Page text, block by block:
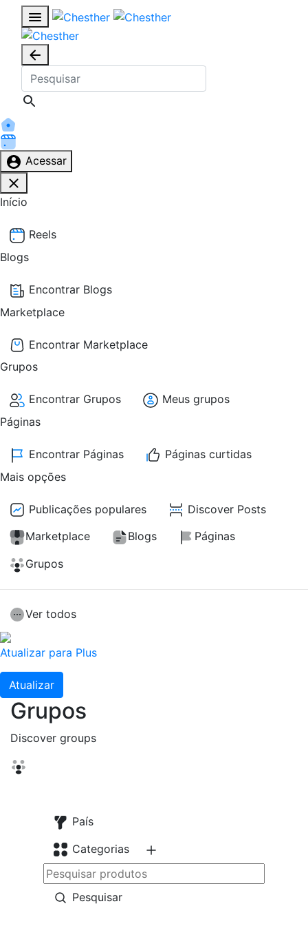
Acessar
Início
Reels
Blogs
Encontrar Blogs
Marketplace
Encontrar Marketplace
Grupos
Encontrar Grupos
Meus grupos
Páginas
Encontrar Páginas
Páginas curtidas
Mais opções
Publicações populares
Discover Posts
Marketplace
Blogs
Páginas
Grupos
Ver todos
Atualizar para Plus
Atualizar
Grupos
Discover groups
País
Categorias
Pesquisar